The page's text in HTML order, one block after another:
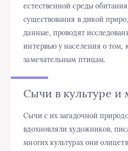
естественной среды
существования в дикой
данные, проводят
интервью у населения о том,
замечательным птицам.
Сычи в культуре и
Сычи с их загадочной
вдохновляли художников,
многих культурах они